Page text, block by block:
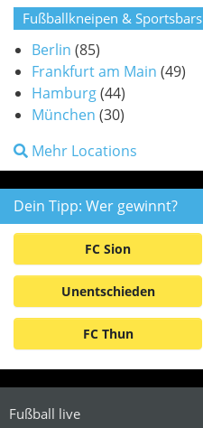
Fußballkneipen & Sportsbars
Berlin (85)
Frankfurt am Main (49)
Hamburg(44)
München (30)
Mehr Locations
Dein Tipp: Wer gewinnt?
FC Sion
Unentschieden
FC Thun
Fußball live